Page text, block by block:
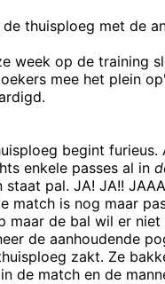
thuisploeg met de
week op de training
mee het plein
begint
enkele passes al in
pal. JA! JA!!
match is nog maar
maar de bal wil er niet
de aanhoudende
zakt. Ze
de match en de